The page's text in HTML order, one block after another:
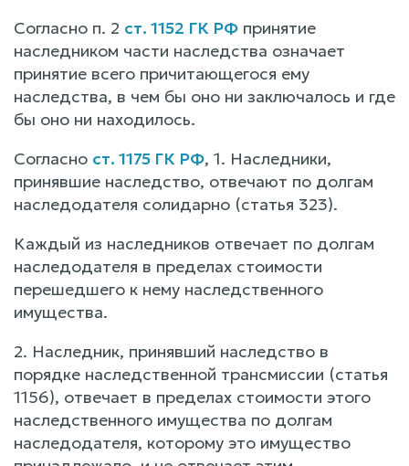
Согласно п. 2 ст. 1152 ГК РФ принятие
наследником части наследства означает
принятие всего причитающегося ему
наследства, в чем бы оно ни заключалось и где
бы оно ни находилось.
Согласно ст. 1175 ГК РФ, 1. Наследники,
принявшие наследство, отвечают по долгам
наследодателя солидарно (статья 323).
Каждый из наследников отвечает по долгам
наследодателя в пределах стоимости
перешедшего к нему наследственного
имущества.
2. Наследник, принявший наследство в
порядке наследственной трансмиссии (статья
1156), отвечает в пределах стоимости этого
наследственного имущества по долгам
наследодателя, которому это имущество